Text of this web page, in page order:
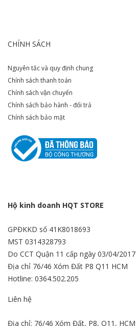
CHÍNH SÁCH
Nguyên tắc và quy định chung
Chính sách thanh toán
Chính sách vận chuyển
Chính sách bảo hành - đổi trả
Chính sách bảo mật
Hộ kinh doanh HQT STORE
GPĐKKD số 41K8018693
MST 0314328793
Do CCT Quận 11 cấp ngày 03/04/2017
Địa chỉ 76/46 Xóm Đất P8 Q11 HCM
Hotline: 0364.502.205
Liên hệ
Địa chỉ: 76/46 Xóm Đất, P8, Q11, HCM